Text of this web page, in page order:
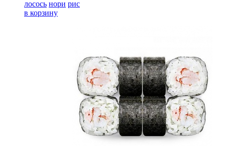
лосось нори рис
в корзину